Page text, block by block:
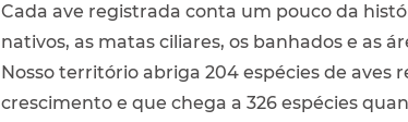
Cada ave registrada conta um pouco da
nativos, as matas ciliares, os banhados e as
Nosso território abriga 204 espécies de
crescimento e que chega a 326 espécies